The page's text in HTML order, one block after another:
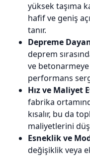
yüksek taşıma
hafif ve geniş
tanır.
Depreme
deprem
ve
performans
Hız ve Maliyet
fabrika
kısalır, bu da
maliyetlerini
Esneklik ve
değişiklik veya